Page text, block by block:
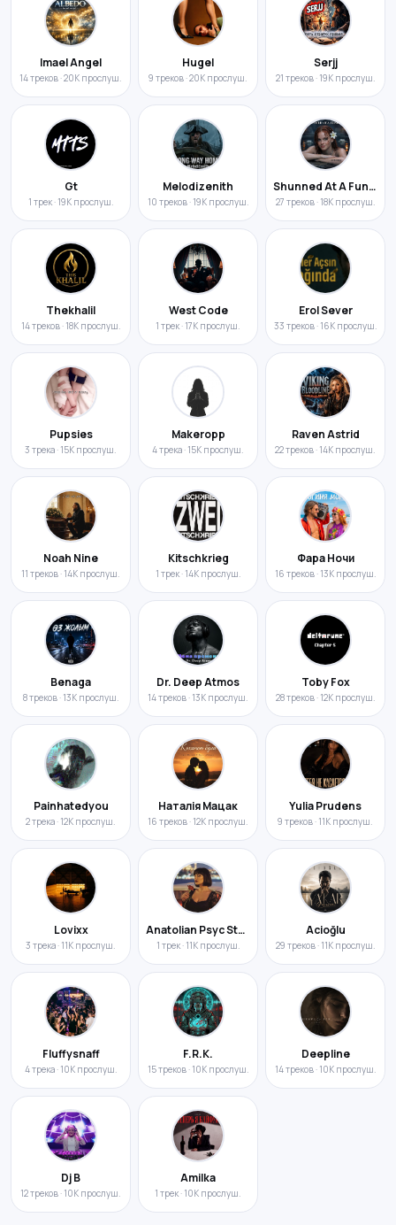
Imael Angel
14 треков · 20K прослуш.
Hugel
9 треков · 20K прослуш.
Serjj
21 треков · 19K прослуш.
Gt
1 трек · 19K прослуш.
Melodizenith
10 треков · 19K прослуш.
Shunned At A Funeral
27 треков · 18K прослуш.
Thekhalil
14 треков · 18K прослуш.
West Code
1 трек · 17K прослуш.
Erol Sever
33 треков · 16K прослуш.
Pupsies
3 трека · 15K прослуш.
Makeropp
4 трека · 15K прослуш.
Raven Astrid
22 треков · 14K прослуш.
Noah Nine
11 треков · 14K прослуш.
Kitschkrieg
1 трек · 14K прослуш.
Фара Ночи
16 треков · 13K прослуш.
Benaga
8 треков · 13K прослуш.
Dr. Deep Atmos
14 треков · 13K прослуш.
Toby Fox
28 треков · 12K прослуш.
Painhatedyou
2 трека · 12K прослуш.
Наталія Мацак
16 треков · 12K прослуш.
Yulia Prudens
9 треков · 11K прослуш.
Lovixx
3 трека · 11K прослуш.
Anatolian Psyc Style
1 трек · 11K прослуш.
Acioğlu
29 треков · 11K прослуш.
Fluffysnaff
4 трека · 10K прослуш.
F.R.K.
15 треков · 10K прослуш.
Deepline
14 треков · 10K прослуш.
Dj B
12 треков · 10K прослуш.
Amilka
1 трек · 10K прослуш.